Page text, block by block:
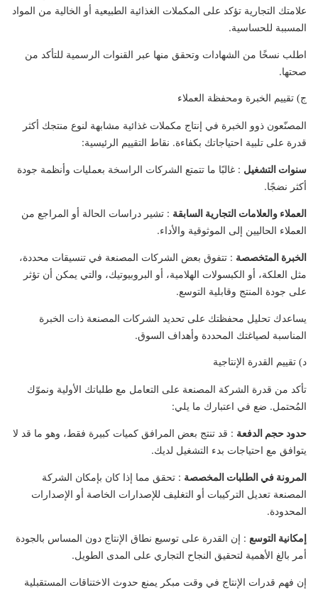
علامتك التجارية تؤكد على المكملات الغذائية الطبيعية أو الخالية من المواد
المسببة للحساسية.
اطلب نسخًا من الشهادات وتحقق منها عبر القنوات الرسمية للتأكد من
صحتها.
ج) تقييم الخبرة ومحفظة العملاء
المصنّعون ذوو الخبرة في إنتاج مكملات غذائية مشابهة لنوع منتجك أكثر
قدرة على تلبية احتياجاتك بكفاءة. نقاط التقييم الرئيسية:
سنوات التشغيل : غالبًا ما تتمتع الشركات الراسخة بعمليات وأنظمة جودة
أكثر نضجًا.
العملاء والعلامات التجارية السابقة : تشير دراسات الحالة أو المراجع من
العملاء الحاليين إلى الموثوقية والأداء.
الخبرة المتخصصة : تتفوق بعض الشركات المصنعة في تنسيقات محددة،
مثل العلكة، أو الكبسولات الهلامية، أو البروبيوتيك، والتي يمكن أن تؤثر
على جودة المنتج وقابلية التوسع.
يساعدك تحليل محفظتك على تحديد الشركات المصنعة ذات الخبرة
المناسبة لصياغتك المحددة وأهداف السوق.
د) تقييم القدرة الإنتاجية
تأكد من قدرة الشركة المصنعة على التعامل مع طلباتك الأولية ونموّك
المُحتمل. ضع في اعتبارك ما يلي:
حدود حجم الدفعة : قد تنتج بعض المرافق كميات كبيرة فقط، وهو ما قد لا
يتوافق مع احتياجات بدء التشغيل لديك.
المرونة في الطلبات المخصصة : تحقق مما إذا كان بإمكان الشركة
المصنعة تعديل التركيبات أو التغليف للإصدارات الخاصة أو الإصدارات
المحدودة.
إمكانية التوسع : إن القدرة على توسيع نطاق الإنتاج دون المساس بالجودة
أمر بالغ الأهمية لتحقيق النجاح التجاري على المدى الطويل.
إن فهم قدرات الإنتاج في وقت مبكر يمنع حدوث الاختناقات المستقبلية